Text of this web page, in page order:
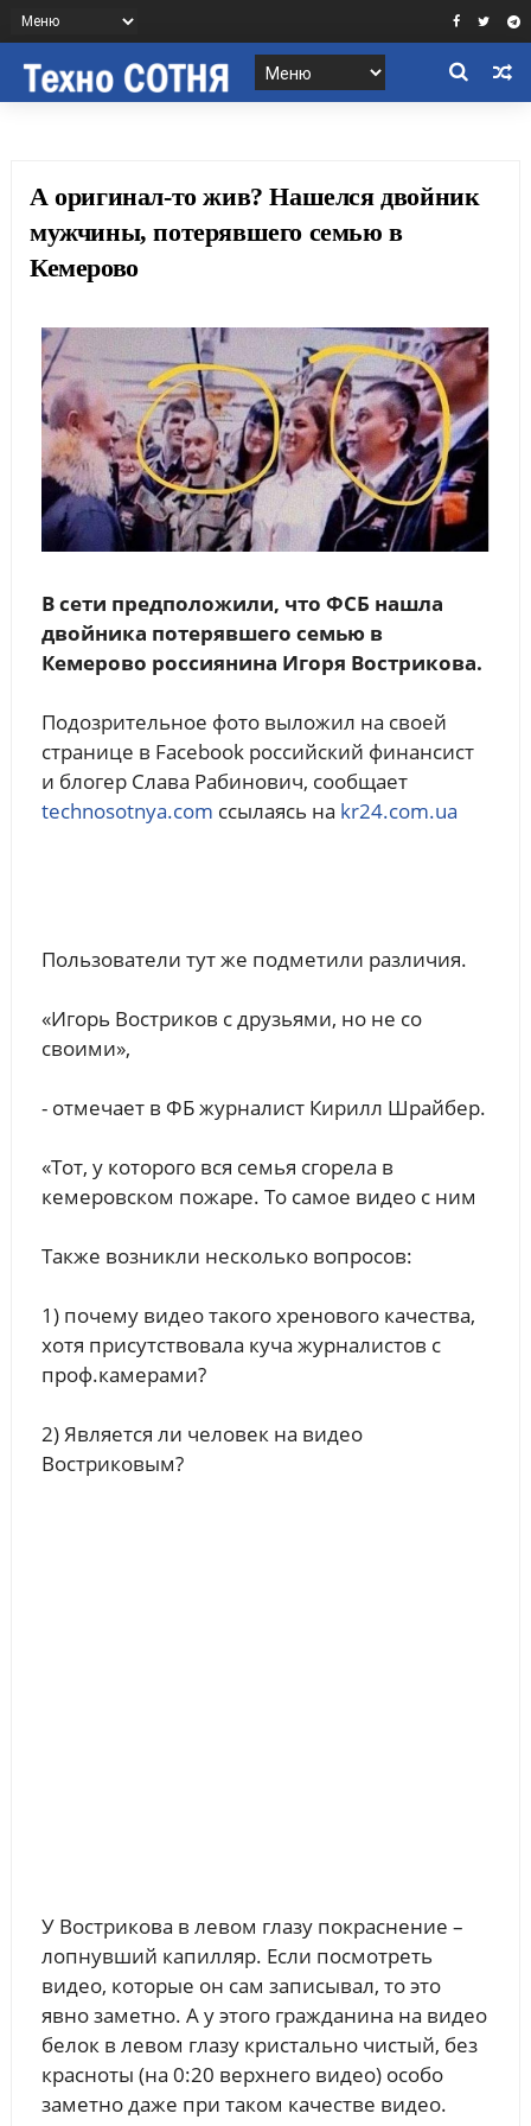
А оригинал-то жив? Нашелся двойник
мужчины, потерявшего семью в
Кемерово
В сети предположили, что ФСБ нашла
двойника потерявшего семью в
Кемерово россиянина Игоря Вострикова.
Подозрительное фото выложил на своей
странице в Facebook российский финансист
и блогер Слава Рабинович, сообщает
technosotnya.com ссылаясь на kr24.com.ua
Пользователи тут же подметили различия.
«Игорь Востриков с друзьями, но не со
своими»,
- отмечает в ФБ журналист Кирилл Шрайбер.
«Тот, у которого вся семья сгорела в
кемеровском пожаре. То самое видео с ним
Также возникли несколько вопросов:
1) почему видео такого хренового качества,
хотя присутствовала куча журналистов с
проф.камерами?
2) Является ли человек на видео
Востриковым?
У Вострикова в левом глазу покраснение –
лопнувший капилляр. Если посмотреть
видео, которые он сам записывал, то это
явно заметно. А у этого гражданина на видео
белок в левом глазу кристально чистый, без
красноты (на 0:20 верхнего видео) особо
заметно даже при таком качестве видео.